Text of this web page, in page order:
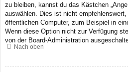
zu bleiben, kannst du das Kästchen
auswählen. Dies ist nicht
öffentlichen Computer, zum Beispiel in
Wenn diese Option nicht zur Verfügung
von der Board-Administration
Nach oben